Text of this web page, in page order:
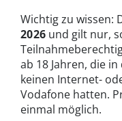
Wichtig zu wissen:
2026 und gilt nur,
ab 18 Jahren, die
keinen Internet-
Vodafone hatten.
einmal möglich.